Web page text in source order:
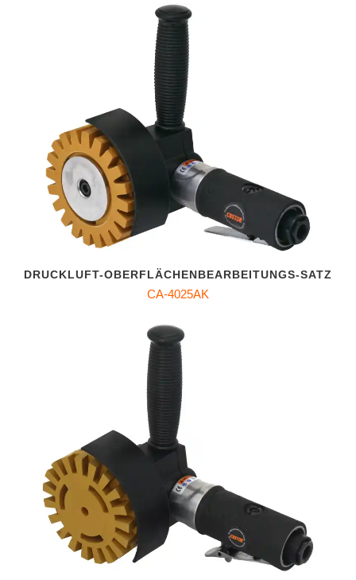
DRUCKLUFT-OBERFLÄCHENBEARBEITUNGS-SATZ
CA-4025AK